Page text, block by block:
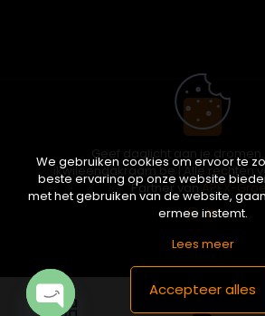
Geef daglicht aan je
ikwileendakraam.be | Alle rechten
Partner vanAPEX-
We gebruiken cookies om ervoor te
beste ervaring op onze website
met het gebruiken van de website,
ermee instemt.
Lees meer
Accepteer alles